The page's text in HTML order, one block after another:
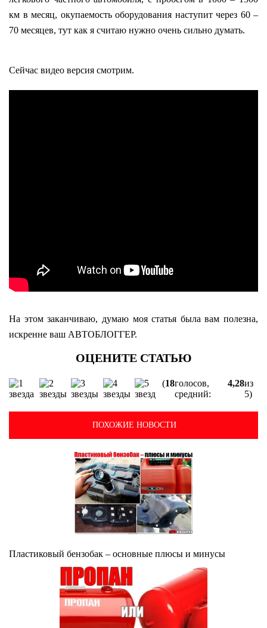
км в месяц, окупаемость оборудования наступит через 60 –
70 месяцев, тут как я считаю нужно очень сильно думать.
Сейчас видео версия смотрим.
На этом заканчиваю, думаю моя статья была вам полезна,
искренне ваш АВТОБЛОГГЕР.
(18голосов,
средний:
4,28из
5)
ПОХОЖИЕ НОВОСТИ
Пластиковый бензобак – основные плюсы и минусы